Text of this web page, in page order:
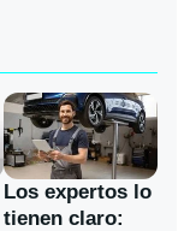
Los expertos lo
tienen claro: